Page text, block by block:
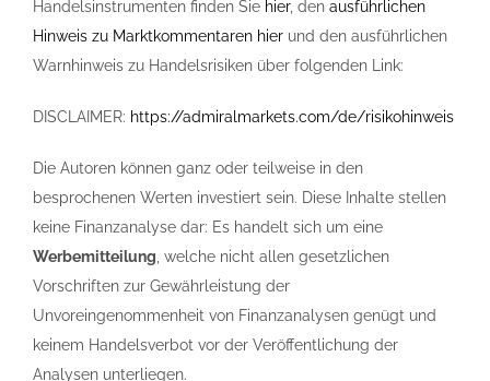
Handelsinstrumenten finden Sie hier, den ausführlichen
Hinweis zu Marktkommentaren hier und den ausführlichen
Warnhinweis zu Handelsrisiken über folgenden Link:
DISCLAIMER: https://admiralmarkets.com/de/risikohinweis
Die Autoren können ganz oder teilweise in den
besprochenen Werten investiert sein. Diese Inhalte stellen
keine Finanzanalyse dar: Es handelt sich um eine
Werbemitteilung , welche nicht allen gesetzlichen
Vorschriften zur Gewährleistung der
Unvoreingenommenheit von Finanzanalysen genügt und
keinem Handelsverbot vor der Veröffentlichung der
Analysen unterliegen.